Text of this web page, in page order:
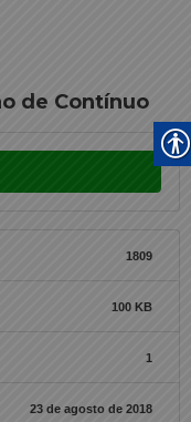
de Contínuo
1809
100 KB
1
23 de agosto de 2018